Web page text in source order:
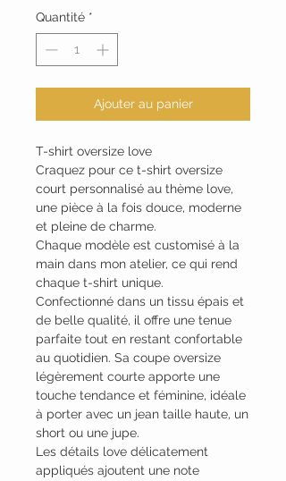
Quantité *
Ajouter au panier
T-shirt oversize love
Craquez pour ce t-shirt oversize
court personnalisé au thème love,
une pièce à la fois douce, moderne
et pleine de charme.
Chaque modèle est customisé à la
main dans mon atelier, ce qui rend
chaque t-shirt unique.
Confectionné dans un tissu épais et
de belle qualité, il offre une tenue
parfaite tout en restant confortable
au quotidien. Sa coupe oversize
légèrement courte apporte une
touche tendance et féminine, idéale
à porter avec un jean taille haute, un
short ou une jupe.
Les détails love délicatement
appliqués ajoutent une note